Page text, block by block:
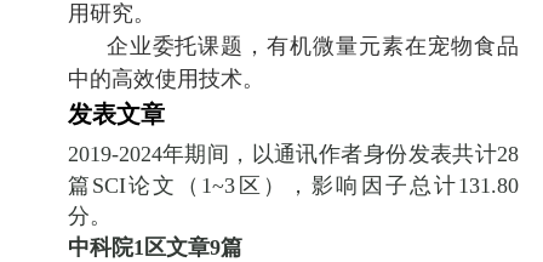
用研究。
企业委托课题，有机微量元素在宠物食品
中的高效使用技术。
发表文章
2019-2024年期间，以通讯作者身份发表共计28
篇 SCI论文（ 1~3 区），影响因子总计131.80
分。
中科院1 区文章9篇